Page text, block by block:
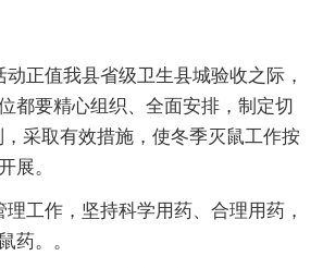
值我县省级卫生县城验收之际，
都要精心组织、全面安排，制定切
采取有效措施，使冬季灭鼠工作按
展。
作，坚持科学用药、合理用药，
药。。